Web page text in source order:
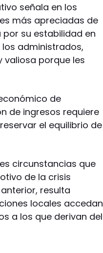
señala en los
más apreciadas de
su estabilidad en
administrados,
valiosa porque les
de
de ingresos requiere
el equilibrio de
circunstancias que
de la crisis
resulta
locales accedan
a los que derivan del